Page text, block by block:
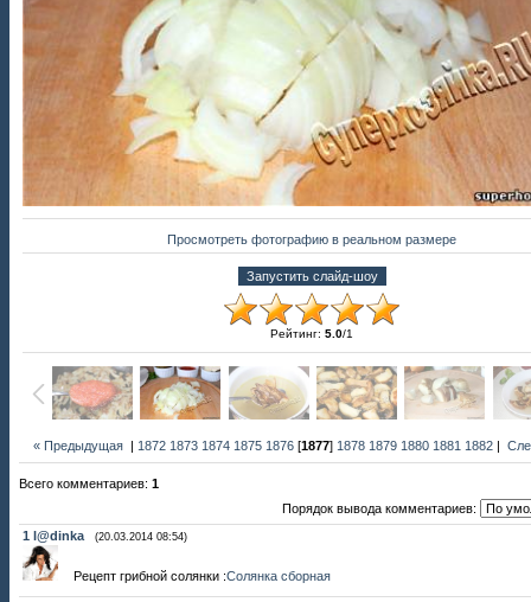
Просмотреть фотографию в реальном размере
Рейтинг: 5.0/1
« Предыдущая | 1872 1873 1874 1875 1876 [1877] 1878 1879 1880 1881 1882 |
Всего комментариев: 1
Порядок вывода комментариев:
1 l@dinka (20.03.2014 08:54)
Рецепт грибной солянки :Солянка сборная